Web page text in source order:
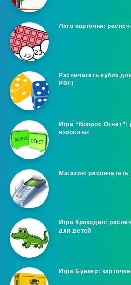
Лото карточки:
Распечатать кубик
PDF)
Игра “Вопрос Ответ”:
взрослых
Магазин:
Игра Крокодил:
для детей
Игра Бункер: